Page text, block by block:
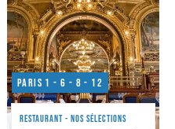
Paris 1 - 6 - 8 - 12
RESTAURANT - NOS SÉLECTIONS